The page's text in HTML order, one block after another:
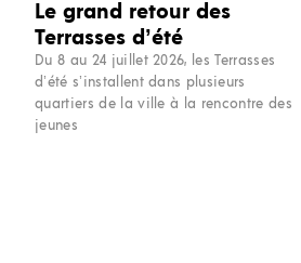
Le grand retour des
Terrasses d’été
Du 8 au 24 juillet 2026, les Terrasses
d’été s’installent dans plusieurs
quartiers de la ville à la rencontre des
jeunes